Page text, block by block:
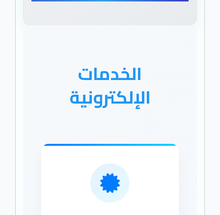
الخدمات
الإلكترونية